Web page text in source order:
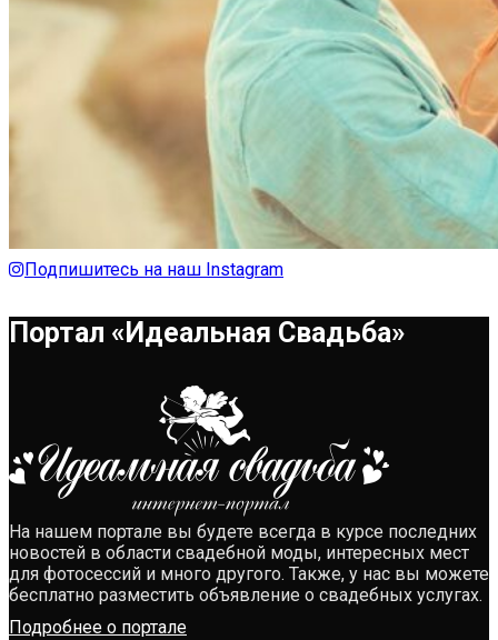
Подпишитесь на наш Instagram
Портал «Идеальная Свадьба»
На нашем портале вы будете всегда в курсе последних
новостей в области свадебной моды, интересных мест
для фотосессий и много другого. Также, у нас вы можете
бесплатно разместить объявление о свадебных услугах.
Подробнее о портале